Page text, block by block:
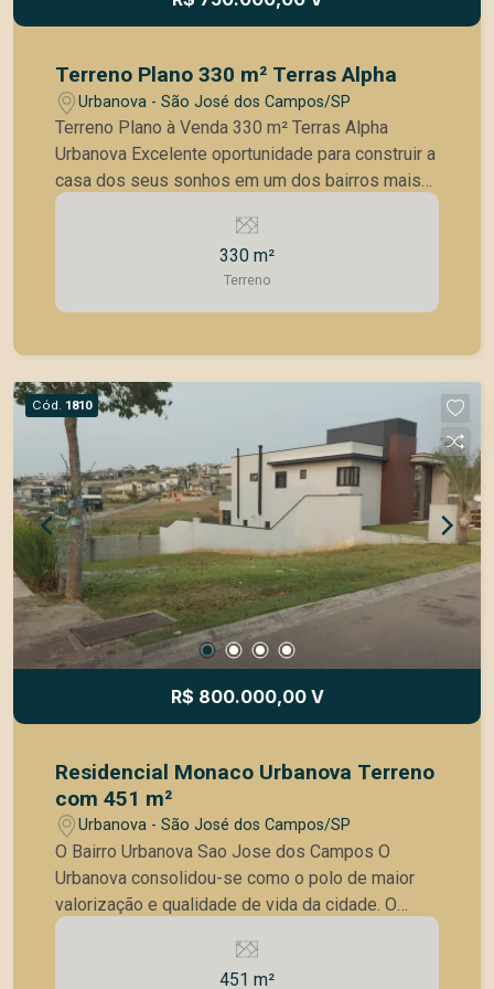
mercado da região. Agende sua visita e visualize
Terreno Plano 330 m² Terras Alpha
Urbanova - São José dos Campos/SP
Terreno Plano à Venda 330 m² Terras Alpha
Urbanova Excelente oportunidade para construir a
casa dos seus sonhos em um dos bairros mais
valorizados de São José dos Campos.
Localização privilegiada Urbanova (Terras Alpha)
Área total: 330 m² Terreno plano ? pronto para
construir Condomínio fechado de alto padrão
Diferenciais: Topografia totalmente plana
completa de lazer Região tranquila e em
constante valorização Ideal para quem busca
qualidade de vida, segurança e um excelente
investimento.
330 m²
Terreno
Cód. 1810
R$ 800.000,00 V
Residencial Monaco Urbanova Terreno
com 451 m²
Urbanova - São José dos Campos/SP
O Bairro Urbanova Sao Jose dos Campos O
Urbanova consolidou-se como o polo de maior
valorização e qualidade de vida da cidade. O
Residencial Monaco destaca-se por estar em
uma região plana e de fácil acesso, próximo ao
Parque Ribeirão Vermelho e aos principais
451 m²